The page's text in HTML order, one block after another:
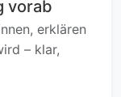
vorab
erklären
– klar,